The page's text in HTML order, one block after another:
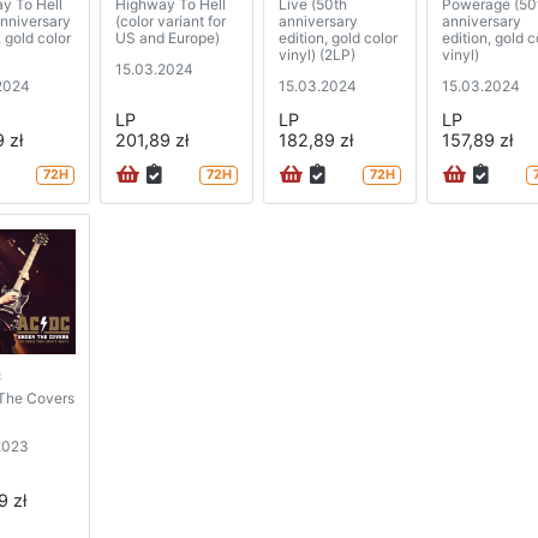
To Hell
gold color
zł
72H
Highway To Hell
(color variant for
US and Europe)
15.03.2024
LP
201,89 zł
72H
Live (50th
anniversary
edition, gold color
vinyl) (2LP)
15.03.2024
LP
182,89 zł
72H
Powerage
anniversary
edition, gold
vinyl)
15.03.2024
LP
157,89 zł
Covers
zł